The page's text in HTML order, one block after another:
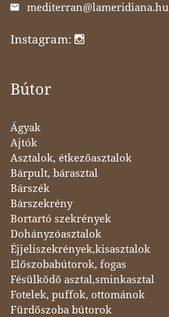
mediterran@lameridiana.hu
Instagram:
Bútor
Ágyak
Ajtók
Asztalok, étkezőasztalok
Bárpult, bárasztal
Bárszék
Bárszekrény
Bortartó szekrények
Dohányzóasztalok
Éjjeliszekrények,kisasztalok
Előszobabútorok, fogas
Fésülködő asztal,sminkasztal
Fotelek, puffok, ottománok
Fürdőszoba bútorok